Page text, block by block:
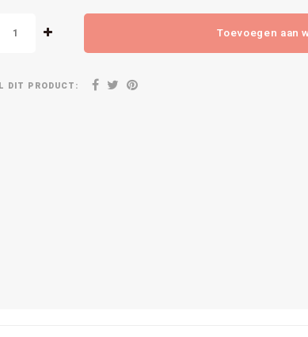
Toevoegen aan
DIT PRODUCT: